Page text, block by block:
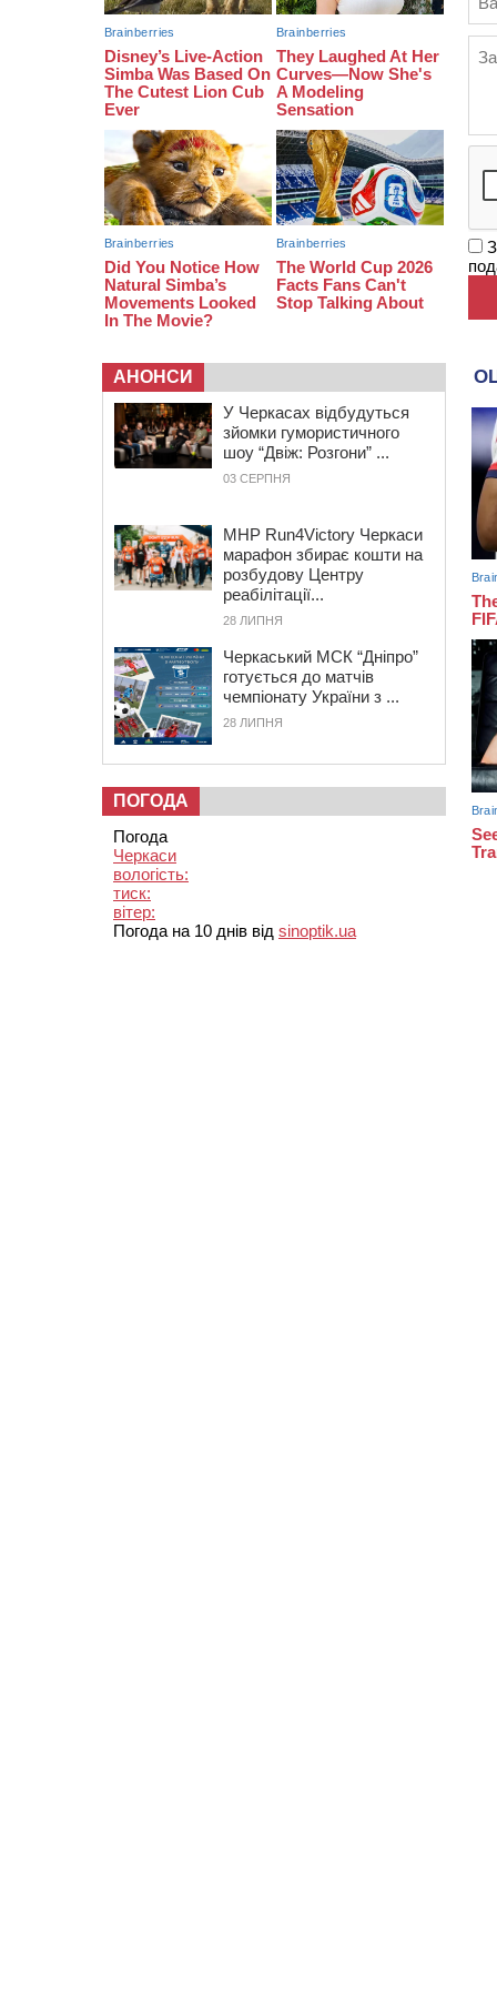
до школи: як оформити “Пакунок
школяра”
04 СЕРПНЯ 2026, ВІВТОРОК
20:54 На Черкащині очікують пік спеки
АНОНСИ
У Черкасах відбудуться
зйомки гумористичного
шоу “Двіж: Розгони” ...
03 СЕРПНЯ
MHP Run4Victory Черкаси
марафон збирає кошти на
розбудову Центру
реабілітації...
28 ЛИПНЯ
Черкаський МСК “Дніпро”
готується до матчів
чемпіонату України з ...
28 ЛИПНЯ
ПОГОДА
Погода
Черкаси
вологість:
тиск:
вітер:
Погода на 10 днів від sinoptik.ua